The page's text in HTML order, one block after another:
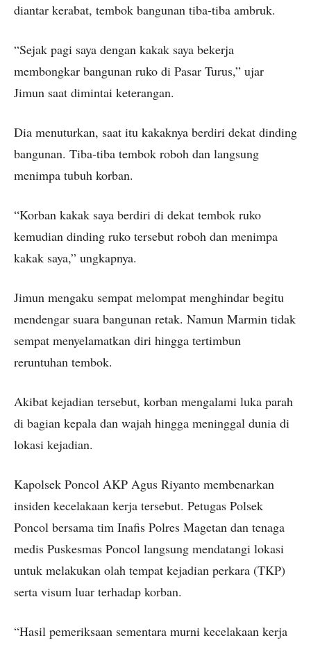
diantar kerabat, tembok bangunan tiba-tiba ambruk.
“Sejak pagi saya dengan kakak saya bekerja
membongkar bangunan ruko di Pasar Turus,” ujar
Jimun saat dimintai keterangan.
Dia menuturkan, saat itu kakaknya berdiri dekat dinding
bangunan. Tiba-tiba tembok roboh dan langsung
menimpa tubuh korban.
“Korban kakak saya berdiri di dekat tembok ruko
kemudian dinding ruko tersebut roboh dan menimpa
kakak saya,” ungkapnya.
Jimun mengaku sempat melompat menghindar begitu
mendengar suara bangunan retak. Namun Marmin tidak
sempat menyelamatkan diri hingga tertimbun
reruntuhan tembok.
Akibat kejadian tersebut, korban mengalami luka parah
di bagian kepala dan wajah hingga meninggal dunia di
lokasi kejadian.
Kapolsek Poncol AKP Agus Riyanto membenarkan
insiden kecelakaan kerja tersebut. Petugas Polsek
Poncol bersama tim Inafis Polres Magetan dan tenaga
medis Puskesmas Poncol langsung mendatangi lokasi
untuk melakukan olah tempat kejadian perkara (TKP)
serta visum luar terhadap korban.
“Hasil pemeriksaan sementara murni kecelakaan kerja